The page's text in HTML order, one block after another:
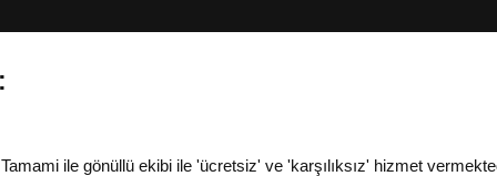
ile gönüllü ekibi ile 'ücretsiz' ve 'karşılıksız' hizmet